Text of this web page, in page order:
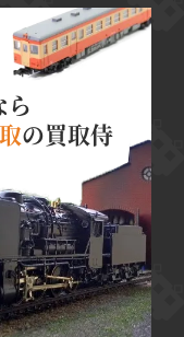
ら
の買取侍